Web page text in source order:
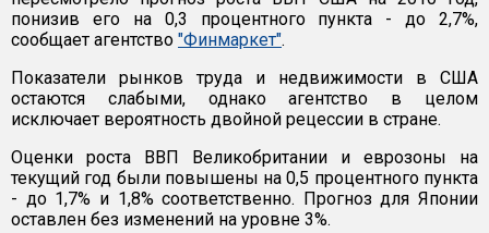
понизив его на 0,3 процентного пункта - до 2,7%,
сообщает агентство "Финмаркет".
Показатели рынков труда и недвижимости в США
остаются слабыми, однако агентство в целом
исключает вероятность двойной рецессии в стране.
Оценки роста ВВП Великобритании и еврозоны на
текущий год были повышены на 0,5 процентного пункта
- до 1,7% и 1,8% соответственно. Прогноз для Японии
оставлен без изменений на уровне 3%.